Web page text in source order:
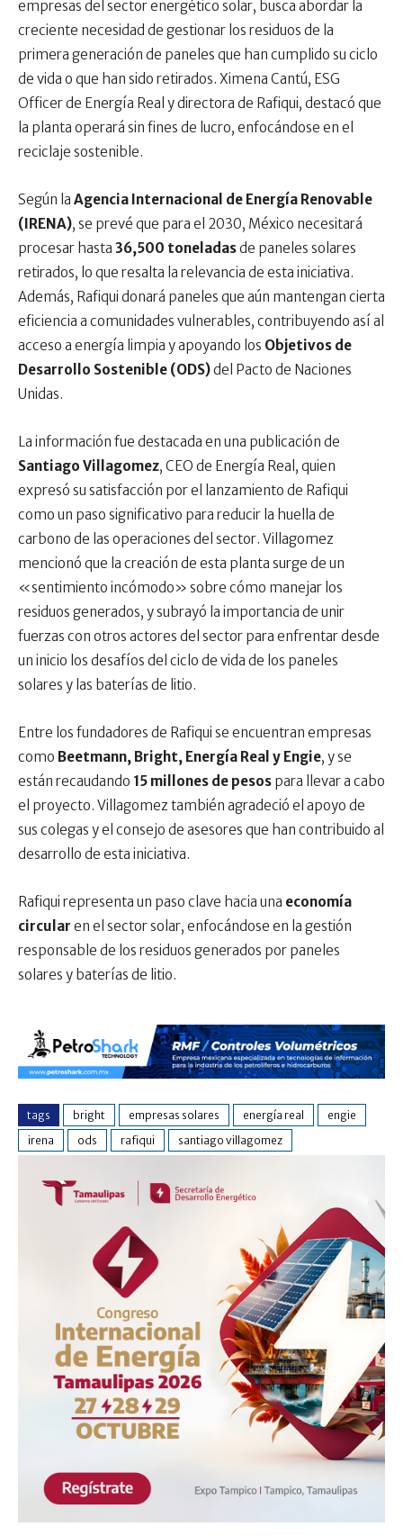
empresas del sector energético solar, busca abordar la
creciente necesidad de gestionar los residuos de la
primera generación de paneles que han cumplido su ciclo
de vida o que han sido retirados. Ximena Cantú, ESG
Officer de Energía Real y directora de Rafiqui, destacó que
la planta operará sin fines de lucro, enfocándose en el
reciclaje sostenible.
Según la Agencia Internacional de Energía Renovable
(IRENA), se prevé que para el 2030, México necesitará
procesar hasta 36,500 toneladasde paneles solares
retirados, lo que resalta la relevancia de esta iniciativa.
Además, Rafiqui donará paneles que aún mantengan cierta
eficiencia a comunidades vulnerables, contribuyendo así al
acceso a energía limpia y apoyando los Objetivos de
Desarrollo Sostenible (ODS)del Pacto de Naciones
Unidas.
La información fue destacada en una publicación de
Santiago Villagomez, CEO de Energía Real, quien
expresó su satisfacción por el lanzamiento de Rafiqui
como un paso significativo para reducir la huella de
carbono de las operaciones del sector. Villagomez
mencionó que la creación de esta planta surge de un
«sentimiento incómodo» sobre cómo manejar los
residuos generados, y subrayó la importancia de unir
fuerzas con otros actores del sector para enfrentar desde
un inicio los desafíos del ciclo de vida de los paneles
solares y las baterías de litio.
Entre los fundadores de Rafiqui se encuentran empresas
como Beetmann, Bright, Energía Real y Engie, y se
están recaudando 15 millones de pesos para llevar a cabo
el proyecto. Villagomez también agradeció el apoyo de
sus colegas y el consejo de asesores que han contribuido al
desarrollo de esta iniciativa.
Rafiqui representa un paso clave hacia una economía
circular en el sector solar, enfocándose en la gestión
responsable de los residuos generados por paneles
solares y baterías de litio.
tags bright empresas solares energía real
engie
irena
ods rafiqui santiago villagomez